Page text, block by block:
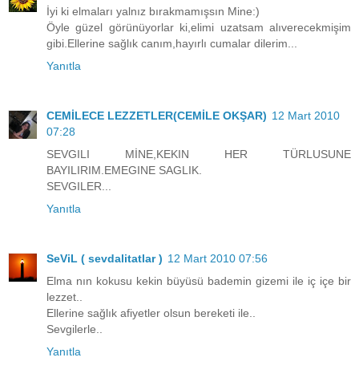
İyi ki elmaları yalnız bırakmamışsın Mine:)
Öyle güzel görünüyorlar ki,elimi uzatsam alıverecekmişim
gibi.Ellerine sağlık canım,hayırlı cumalar dilerim...
Yanıtla
CEMİLECE LEZZETLER(CEMİLE OKŞAR) 12 Mart 2010
07:28
SEVGILI MİNE,KEKIN HER TÜRLUSUNE
BAYILIRIM.EMEGINE SAGLIK.
SEVGILER...
Yanıtla
SeViL ( sevdalitatlar ) 12 Mart 2010 07:56
Elma nın kokusu kekin büyüsü bademin gizemi ile iç içe bir
lezzet..
Ellerine sağlık afiyetler olsun bereketi ile..
Sevgilerle..
Yanıtla